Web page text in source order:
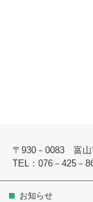
〒930－0083 富山
TEL：076－425
お知らせ